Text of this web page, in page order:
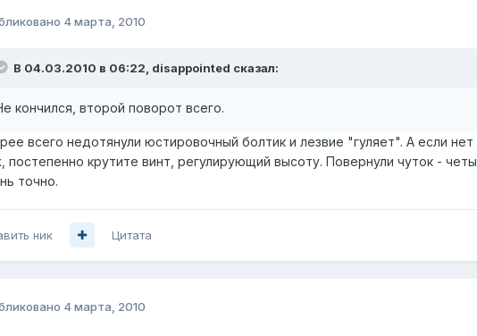
4 марта, 2010
В 04.03.2010 в 06:22, disappointed сказал:
кончился, второй поворот всего.
всего недотянули юстировочный болтик и лезвие "гуляет". А если
постепенно крутите винт, регулирующий высоту. Повернули чуток -
точно.
ник Цитата
4 марта, 2010